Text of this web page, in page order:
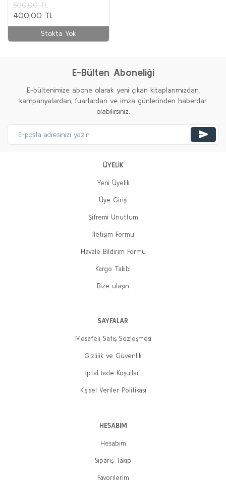
500,00 TL
400,00 TL
Stokta Yok
E-Bülten Aboneliği
E-bültenimize abone olarak yeni çıkan kitaplarımızdan,
kampanyalardan, fuarlardan ve imza günlerinden haberdar
olabilirsiniz.
ÜYELİK
Yeni Üyelik
Üye Girişi
Şifremi Unuttum
İletişim Formu
Havale Bildirim Formu
Kargo Takibi
Bize ulaşın
SAYFALAR
Mesafeli Satış Sözleşmesi
Gizlilik ve Güvenlik
İptal İade Koşullari
Kişisel Veriler Politikası
HESABIM
Hesabım
Sipariş Takip
Favorilerim